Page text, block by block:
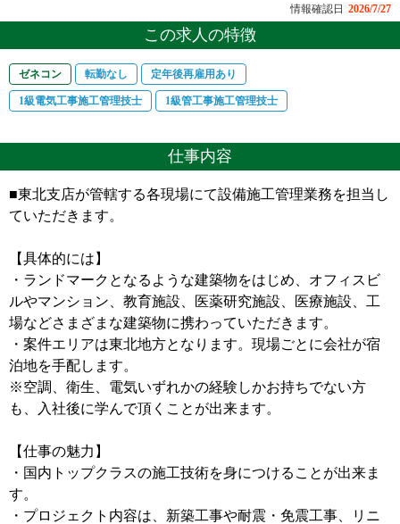
情報確認日 2026/7/27
この求人の特徴
ゼネコン 転勤なし 定年後再雇用あり
1級電気工事施工管理技士 1級管工事施工管理技士
仕事内容
■東北支店が管轄する各現場にて設備施工管理業務を担当し
ていただきます。
【具体的には】
・ランドマークとなるような建築物をはじめ、オフィスビ
ルやマンション、教育施設、医薬研究施設、医療施設、工
場などさまざまな建築物に携わっていただきます。
・案件エリアは東北地方となります。現場ごとに会社が宿
泊地を手配します。
※空調、衛生、電気いずれかの経験しかお持ちでない方
も、入社後に学んで頂くことが出来ます。
【仕事の魅力】
・国内トップクラスの施工技術を身につけることが出来ま
す。
・プロジェクト内容は、新築工事や耐震・免震工事、リニ